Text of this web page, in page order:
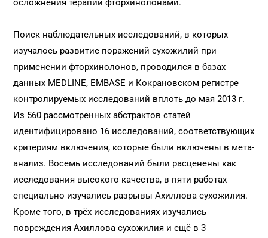
осложнения терапии фторхинолонами.
Поиск наблюдательных исследований, в которых
изучалось развитие поражений сухожилий при
применении фторхинолонов, проводился в базах
данных MEDLINE, EMBASE и Кокрановском регистре
контролируемых исследований вплоть до мая 2013 г.
Из 560 рассмотренных абстрактов статей
идентифицировано 16 исследований, соответствующих
критериям включения, которые были включены в мета-
анализ. Восемь исследований были расценены как
исследования высокого качества, в пяти работах
специально изучались разрывы Ахиллова сухожилия.
Кроме того, в трёх исследованиях изучались
повреждения Ахиллова сухожилия и ещё в 3